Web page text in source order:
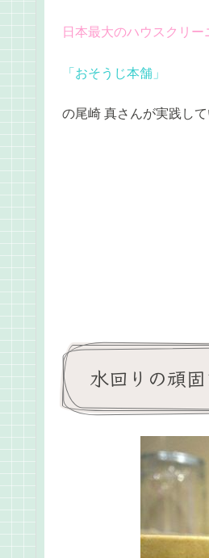
日本最大のハウスクリー
「おそうじ本舗」
の尾崎 真さんが実践し
水回りの頑